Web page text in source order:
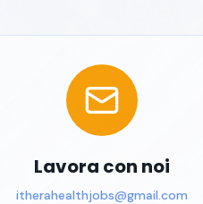
Lavora con noi
itherahealthjobs@gmail.com